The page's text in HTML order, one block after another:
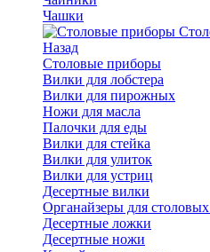
Чашки
Назад
Cтоловые приборы
Вилки для лобстера
Вилки для пирожных
Ножи для масла
Палочки для еды
Вилки для стейка
Вилки для улиток
Вилки для устриц
Десертные вилки
Органайзеры для
Десертные ложки
Десертные ножи